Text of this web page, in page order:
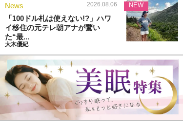
News 2026.08.06
「100ドル札は使えない!?」ハワ
イ移住の元テレ朝アナが驚い
た“最...
大木優紀
NEW